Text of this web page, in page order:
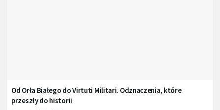
Od Orła Białego do Virtuti Militari. Odznaczenia, które
przeszły do historii